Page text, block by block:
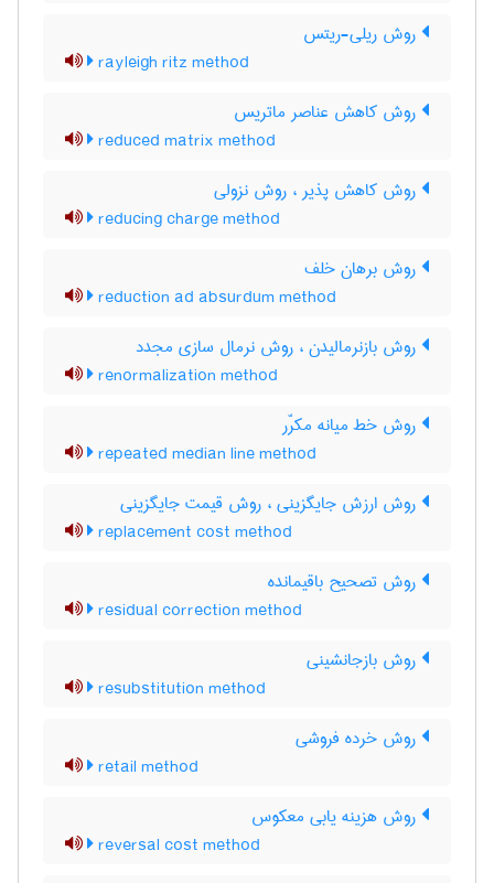
روش ریلی-ریتس
rayleigh ritz method
روش کاهش عناصر ماتریس
reduced matrix method
روش کاهش پذیر ، روش نزولی
reducing charge method
روش برهان خلف
reduction ad absurdum method
روش بازنرمالیدن ، روش نرمال سازی مجدد
renormalization method
روش خط میانه مکرّر
repeated median line method
روش ارزش جایگزینی ، روش قیمت جایگزینی
replacement cost method
روش تصحیح باقیمانده
residual correction method
روش بازجانشینی
resubstitution method
روش خرده فروشی
retail method
روش هزینه یابی معکوس
reversal cost method